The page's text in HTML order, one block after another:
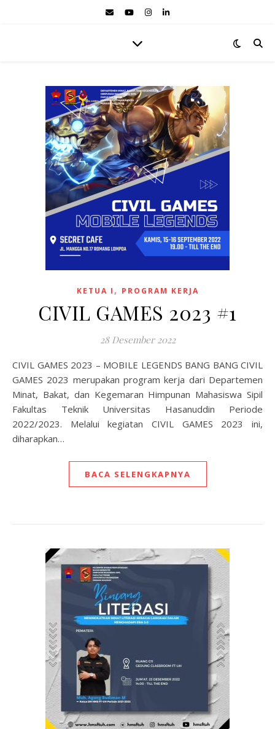
KETUA I , PROGRAM KERJA
CIVIL GAMES 2023 #1
28 Desember 2022
CIVIL GAMES 2023 – MOBILE LEGENDS BANG BANG CIVIL
GAMES 2023 merupakan program kerja dari Departemen
Minat, Bakat, dan Kegemaran Himpunan Mahasiswa Sipil
Fakultas Teknik Universitas Hasanuddin Periode
2022/2023. Melalui kegiatan CIVIL GAMES 2023 ini,
diharapkan…
BACA SELENGKAPNYA